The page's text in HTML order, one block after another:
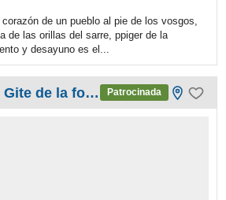
de un pueblo al pie de los vosgos,
de las orillas del sarre, ppiger de la
y desayuno es el...
Lac de Madine - Gite de la forge Patrocinada